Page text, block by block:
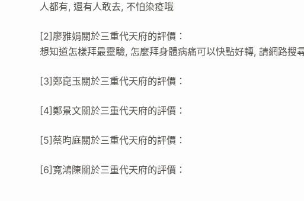
人都有, 還有人敢去, 不怕染疫哦
[2]廖雅娟關於三重代天府的評價：
想知道怎樣拜最靈驗, 怎麼拜身體病痛可以快點好轉, 請網路
[3]鄭崑玉關於三重代天府的評價：
[4]鄭景文關於三重代天府的評價：
[5]蔡昀庭關於三重代天府的評價：
[6]寬鴻陳關於三重代天府的評價：